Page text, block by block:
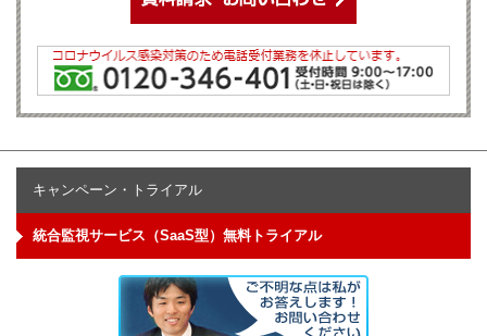
キャンペーン・トライアル
統合監視サービス（SaaS型）無料トライアル